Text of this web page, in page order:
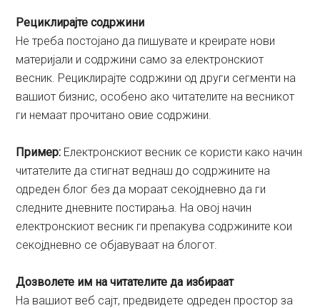
Рециклирајте содржини
Не треба постојано да пишувате и креирате нови
материјали и содржини само за електронскиот
весник. Рециклирајте содржини од други сегменти на
вашиот бизнис, особено ако читателите на весникот
ги немаат прочитано овие содржини.
Пример: Електронскиот весник се користи како начин
читателите да стигнат веднаш до содржините на
одреден блог без да мораат секојдневно да ги
следните дневните постирања. На овој начин
електронскиот весник ги препакува содржините кои
секојдневно се објавуваат на блогот.
Дозволете им на читателите да избираат
На вашиот веб сајт, предвидете одреден простор за